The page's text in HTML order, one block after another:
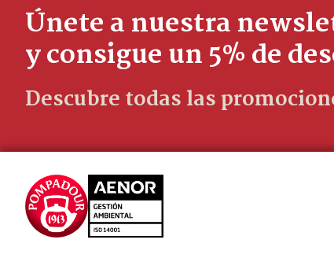
Únete a nuestra
y consigue un 5% de
Descubre todas las